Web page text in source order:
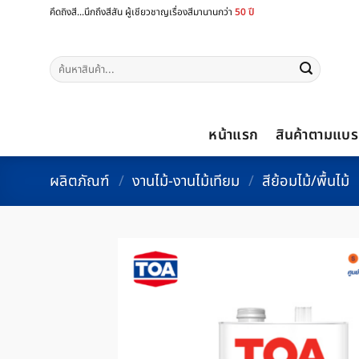
คึดถิงสี...นึกถึงสีสัน ผู้เชียวชาญเรื่องสีมานานกว่า 50 ปี
ค้นหา:
หน้าแรก สินค้าตามแบ
ผลิตภัณฑ์ / งานไม้-งานไม้เทียม / สีย้อมไม้/พื้นไม้